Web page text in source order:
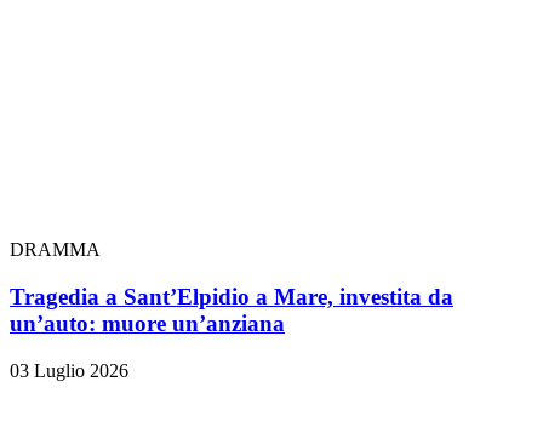
DRAMMA
Tragedia a Sant’Elpidio a Mare, investita da
un’auto: muore un’anziana
03 Luglio 2026